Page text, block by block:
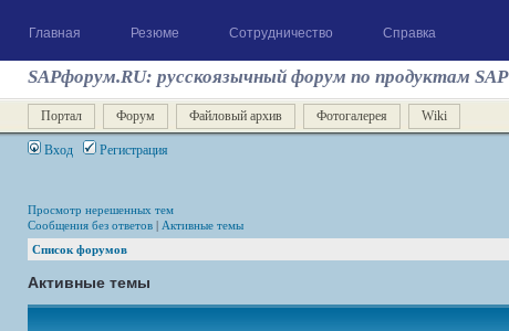
Главная Резюме Сотрудничество Справка
SAPфорум.RU: русскоязычный форум по продуктам SAP
Портал Форум Файловый архив Фотогалерея Wiki
Вход Регистрация
Просмотр нерешенных тем
Сообщения без ответов | Активные темы
Список форумов
Активные темы